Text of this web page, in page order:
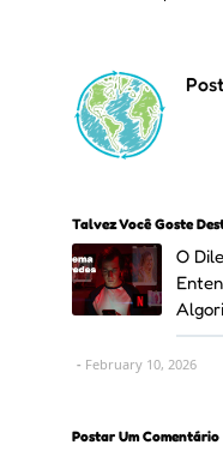
Talvez Você Goste
O
February 10, 2026
Postar Um Comentário